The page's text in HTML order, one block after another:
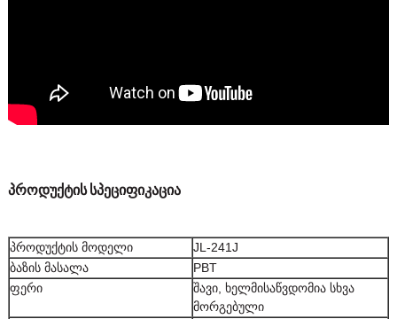
პროდუქტის სპეციფიკაცია
პროდუქტის მოდელი
JL-241J
ბაზის მასალა
PBT
ფერი
შავი, ხელმისაწვდომია სხვა
მორგებული